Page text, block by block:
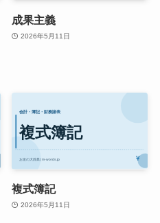
成果主義
2026年5月11日
複式簿記
2026年5月11日